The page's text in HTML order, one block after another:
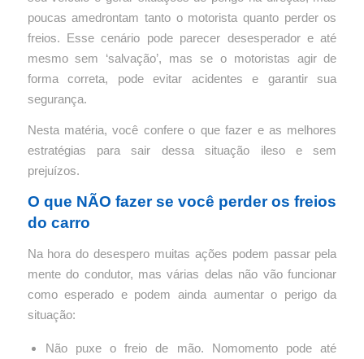
poucas amedrontam tanto o motorista quanto perder os
freios. Esse cenário pode parecer desesperador e até
mesmo sem ‘salvação’, mas se o motoristas agir de
forma correta, pode evitar acidentes e garantir sua
segurança.
Nesta matéria, você confere o que fazer e as melhores
estratégias para sair dessa situação ileso e sem
prejuízos.
O que NÃO fazer se você perder os freios
do carro
Na hora do desespero muitas ações podem passar pela
mente do condutor, mas várias delas não vão funcionar
como esperado e podem ainda aumentar o perigo da
situação:
Não puxe o freio de mão. Nomomento pode até